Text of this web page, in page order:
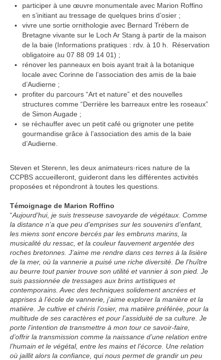
participer à une œuvre monumentale avec Marion Roffino
en s’initiant au tressage de quelques brins d’osier ;
vivre une sortie ornithologie avec Bernard Trébern de
Bretagne vivante sur le Loch Ar Stang à partir de la maison
de la baie (Informations pratiques : rdv. à 10 h. Réservation
obligatoire au 07 88 09 14 01) ;
rénover les panneaux en bois ayant trait à la botanique
locale avec Corinne de l’association des amis de la baie
d’Audierne ;
profiter du parcours “Art et nature” et des nouvelles
structures comme “Derrière les barreaux entre les roseaux”
de Simon Augade ;
se réchauffer avec un petit café ou grignoter une petite
gourmandise grâce à l’association des amis de la baie
d’Audierne.
Steven et Sterenn, les deux animateurs·rices nature de la
CCPBS accueilleront, guideront dans les différentes activités
proposées et répondront à toutes les questions.
Témoignage de Marion Roffino
“Aujourd’hui, je suis tresseuse savoyarde de végétaux. Comme
la distance n’a que peu d’emprises sur les souvenirs d’enfant,
les miens sont encore bercés par les embruns marins, la
musicalité du ressac, et la couleur fauvement argentée des
roches bretonnes. J’aime me rendre dans ces terres à la lisière
de la mer, où la vannerie a puisé une riche diversité. De l’huître
au beurre tout panier trouve son utilité et vannier à son pied. Je
suis passionnée de tressages aux brins artistiques et
contemporains. Avec des techniques solidement ancrées et
apprises à l’école de vannerie, j’aime explorer la manière et la
matière. Je cultive et chéris l’osier, ma matière préférée, pour la
multitude de ses caractères et pour l’assiduité de sa culture. Je
porte l’intention de transmettre à mon tour ce savoir-faire,
d’offrir la transmission comme la naissance d’une relation entre
l’humain et le végétal, entre les mains et l’écorce. Une relation
où jaillit alors la confiance, qui nous permet de grandir un peu